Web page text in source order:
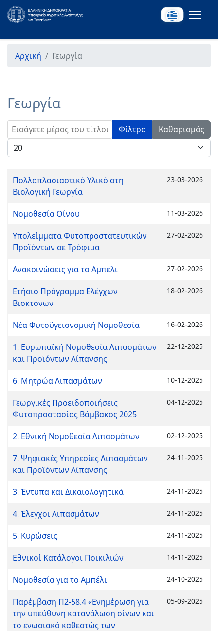
Αρχική Γεωργία
Γεωργία
Εισάγετε μέρος του τίτλου. Φίλτρο
Καθαρισμός
Εμφάνιση #
Πολλαπλασιαστικό Υλικό στη
Βιολογική Γεωργία
23-03-2026
Νομοθεσία Οίνου 11-03-2026
Υπολείμματα Φυτοπροστατευτικών
Προϊόντων σε Τρόφιμα
27-02-2026
Ανακοινώσεις για το Αμπέλι 27-02-2026
Ετήσιο Πρόγραμμα Ελέγχων
Βιοκτόνων
18-02-2026
Νέα Φυτοϋγειονομική Νομοθεσία 16-02-2026
1. Ευρωπαϊκή Νομοθεσία Λιπασμάτων
και Προϊόντων Λίπανσης
22-12-2025
6. Μητρώα Λιπασμάτων 10-12-2025
Γεωργικές Προειδοποιήσεις
Φυτοπροστασίας Βάμβακος 2025
04-12-2025
2. Εθνική Νομοθεσία Λιπασμάτων 02-12-2025
7. Ψηφιακές Υπηρεσίες Λιπασμάτων
και Προϊόντων Λίπανσης
24-11-2025
3. Έντυπα και Δικαιολογητικά 24-11-2025
4. Έλεγχοι Λιπασμάτων 24-11-2025
5. Κυρώσεις 24-11-2025
Εθνικοί Κατάλογοι Ποικιλιών 14-11-2025
Νομοθεσία για το Αμπέλι 24-10-2025
Παρέμβαση Π2-58.4 «Ενημέρωση για
την υπεύθυνη κατανάλωση οίνων και
το ενωσιακό καθεστώς των
05-09-2025